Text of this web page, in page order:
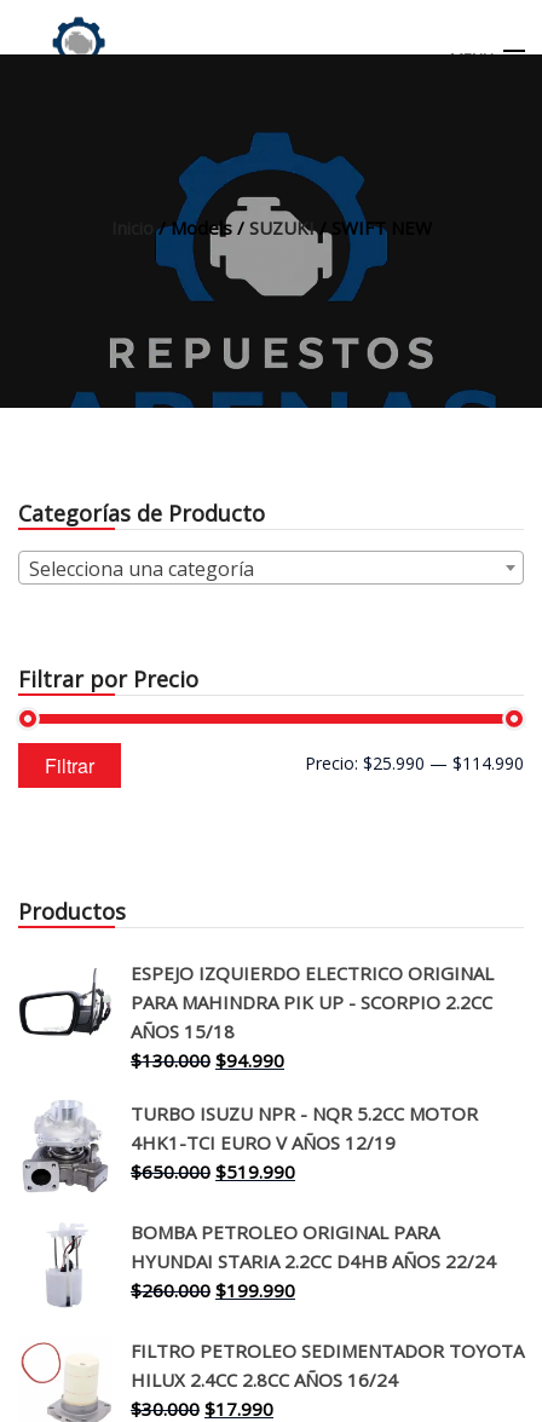
MENU
/ Models / SUZUKI/ SWIFT NEW
Categorías de Producto
Selecciona una categoría
Filtrar por Precio
Precio
mínimo
Precio
máximo
Filtrar Precio: $25.990 — $114.990
Productos
ESPEJO IZQUIERDO ELECTRICO ORIGINAL
PARA MAHINDRA PIK UP - SCORPIO 2.2CC
AÑOS 15/18
$130.000 El
original
era:
$130.000.
$94.990El
actual
es:
$94.990.
TURBO ISUZU NPR - NQR 5.2CC MOTOR
4HK1-TCI EURO V AÑOS 12/19
$650.000 El
original
era:
$650.000.
$519.990El
actual
es:
$519.990.
BOMBA PETROLEO ORIGINAL PARA
HYUNDAI STARIA 2.2CC D4HB AÑOS 22/24
$260.000 El
original
era:
$260.000.
$199.990El
actual
es:
FILTRO PETROLEO SEDIMENTADOR TOYOTA
HILUX 2.4CC 2.8CC AÑOS 16/24
$30.000 El
$17.990El